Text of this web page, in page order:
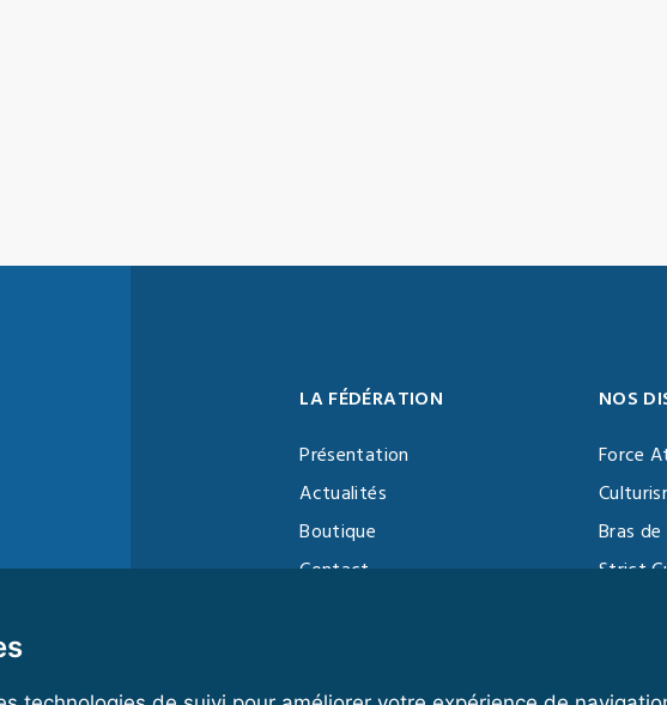
LA FÉDÉRATION
Présentation
Actualités
Boutique
Contact
NOS
Force
Bras
Strict